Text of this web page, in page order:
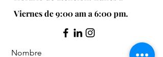
Viernes de 9:00 am a 6:00 pm.
Nombre